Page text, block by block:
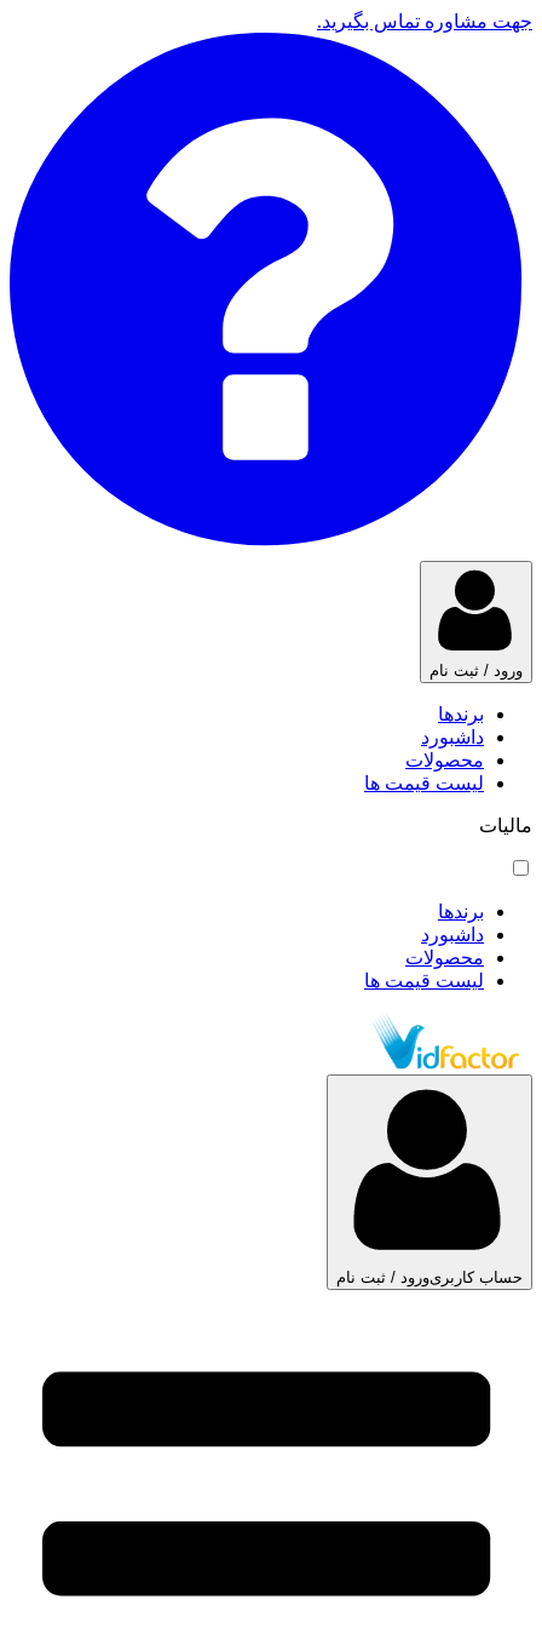
جهت مشاوره تماس بگیرید.
ورود / ثبت نام
برندها
داشبورد
محصولات
لیست قیمت ها
مالیات
برندها
داشبورد
محصولات
لیست قیمت ها
حساب کاربریورود / ثبت نام